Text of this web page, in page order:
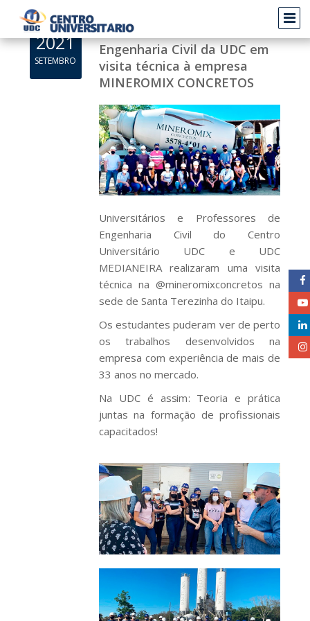
2021
SETEMBRO
Acadêmicos do curso de
Engenharia Civil da UDC em
visita técnica à empresa
MINEROMIX CONCRETOS
Universitários e Professores de
Engenharia Civil do Centro
Universitário UDC e UDC
MEDIANEIRA realizaram uma visita
técnica na @mineromixconcretos na
sede de Santa Terezinha do Itaipu.
Os estudantes puderam ver de perto
os trabalhos desenvolvidos na
empresa com experiência de mais de
33 anos no mercado.
Na UDC é assim: Teoria e prática
juntas na formação de profissionais
capacitados!